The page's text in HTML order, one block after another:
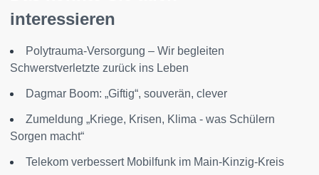
interessieren
Polytrauma-Versorgung – Wir begleiten
Schwerstverletzte zurück ins Leben
Dagmar Boom: „Giftig“, souverän, clever
Zumeldung „Kriege, Krisen, Klima - was Schülern
Sorgen macht“
Telekom verbessert Mobilfunk im Main-Kinzig-Kreis